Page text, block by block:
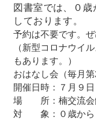
図書室では、０
しております。
予約は不要です。
（新型コロナウイ
もあります。）
おはなし会（毎月第
開催日時：７月９
場 所：楠交流会
対 象：０歳から